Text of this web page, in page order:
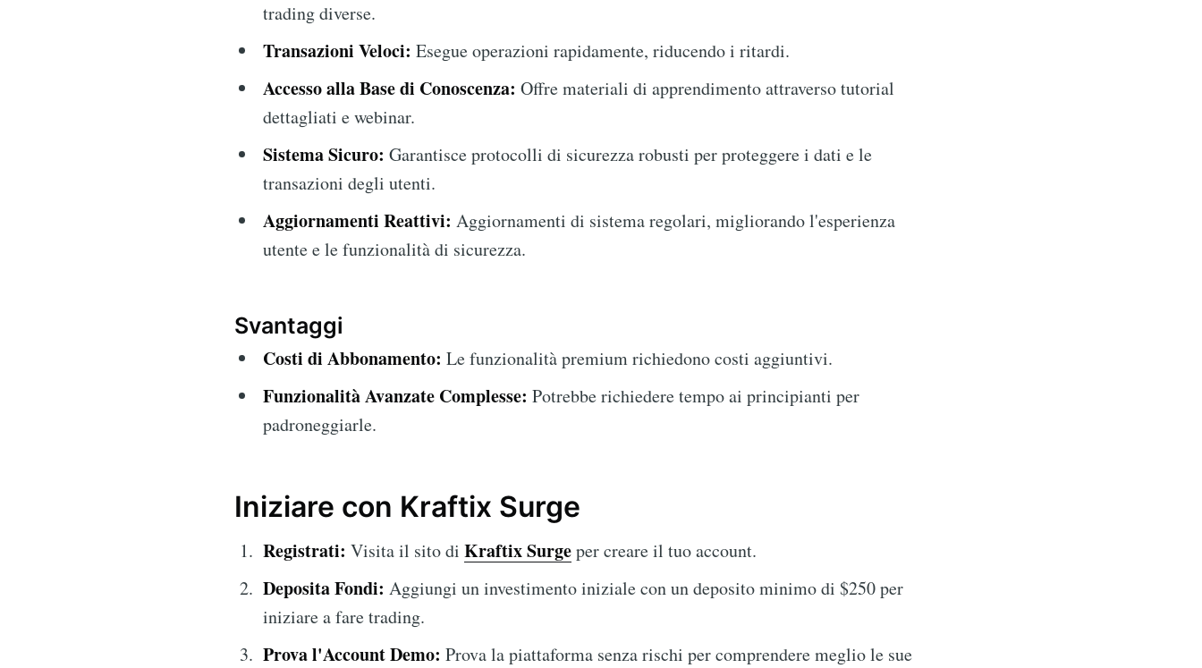
trading diverse.
Transazioni Veloci: Esegue operazioni rapidamente, riducendo i ritardi.
Accesso alla Base di Conoscenza: Offre materiali di apprendimento attraverso tutorial
dettagliati e webinar.
Sistema Sicuro: Garantisce protocolli di sicurezza robusti per proteggere i dati e le
transazioni degli utenti.
Aggiornamenti Reattivi: Aggiornamenti di sistema regolari, migliorando l'esperienza
utente e le funzionalità di sicurezza.
Svantaggi
Costi di Abbonamento: Le funzionalità premium richiedono costi aggiuntivi.
Funzionalità Avanzate Complesse: Potrebbe richiedere tempo ai principianti per
padroneggiarle.
Iniziare con Kraftix Surge
Registrati: Visita il sito di Kraftix Surgeper creare il tuo account.
Deposita Fondi: Aggiungi un investimento iniziale con un deposito minimo di $250 per
iniziare a fare trading.
Prova l'Account Demo: Prova la piattaforma senza rischi per comprendere meglio le sue